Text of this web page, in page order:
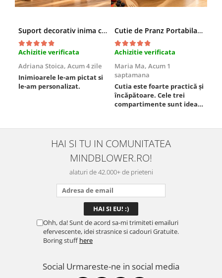
Suport decorativ inima cu mesaje, Cadou cu suflet
Achizitie verificata
Adriana Stoica, Acum 4 zile
Inimioarele le-am pictat si
le-am personalizat.
Cutie de Pranz Portabila cu Compartimente
Achizitie verificata
Maria Ma, Acum 1
saptamana
Cutia este foarte practică și
încăpătoare. Cele trei
compartimente sunt ideale
este sigură, fără scurgeri. O
folosesc aproape zilnic la
serviciu și sunt foarte
mulțumită.
HAI SI TU IN COMUNITATEA
MINDBLOWER.RO!
alaturi de 42.000+ de prieteni
Ohh, da! Sunt de acord sa-mi trimiteti emailuri
efervescente, idei strasnice si cadouri Gratuite.
Boring stuffhere
Social Urmareste-ne in social media